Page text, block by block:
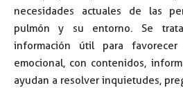
necesidades actuales de las
pulmón y su entorno. Se
información útil para
emocional, con contenidos,
ayudan a resolver inquietudes,